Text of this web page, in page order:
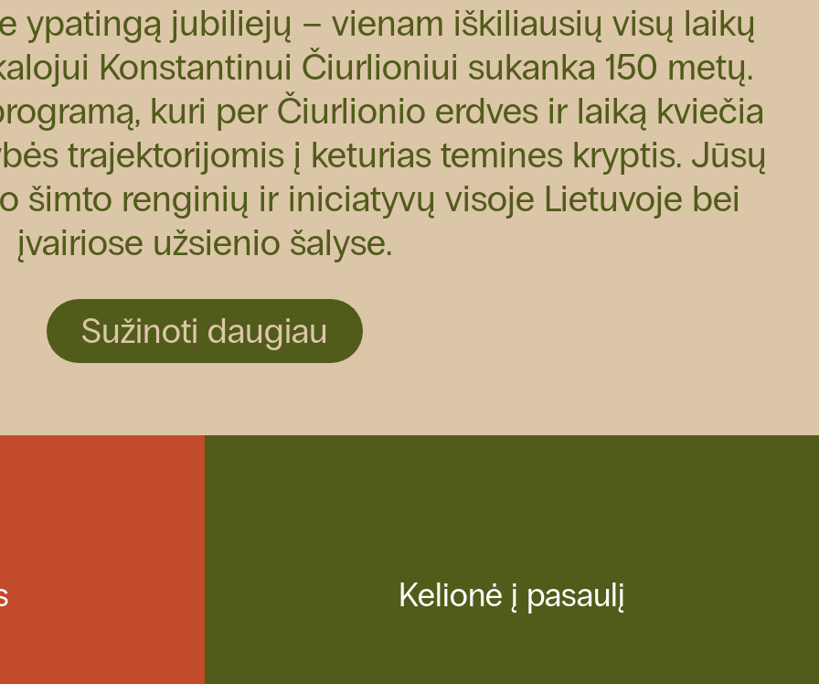
ypatingą jubiliejų – vienam iškiliausių visų laikų
Konstantinui Čiurlioniui sukanka 150 metų.
kuri per Čiurlionio erdves ir laiką kviečia
trajektorijomis į keturias temines kryptis. Jūsų
šimto renginių ir iniciatyvų visoje Lietuvoje bei
įvairiose užsienio šalyse.
Sužinoti daugiau
Kelionė į pasaulį
Kelionė į pasaulį